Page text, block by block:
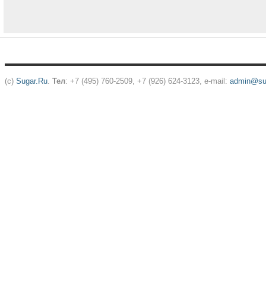
(c) Sugar.Ru. Тел: +7 (495) 760-2509, +7 (926) 624-3123, e-mail: